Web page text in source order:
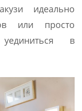
идеально
или просто
в